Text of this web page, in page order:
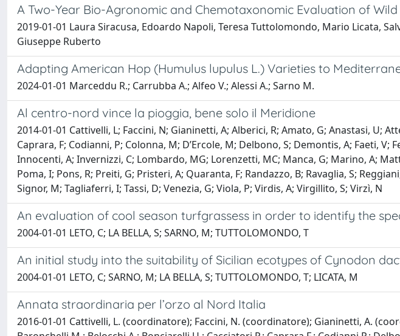
A Two-Year Bio-Agronomic and Chemotaxonomic Evaluation of
2019-01-01 Laura Siracusa, Edoardo Napoli, Teresa Tuttolomondo, Mario Licata,
Giuseppe Ruberto
Adapting American Hop (Humulus lupulus L.) Varieties to
2024-01-01 Marceddu R.; Carrubba A.; Alfeo V.; Alessi A.; Sarno M.
Al centro-nord vince la pioggia, bene solo il Meridione
2014-01-01 Cattivelli, L; Faccini, N; Gianinetti, A; Alberici, R; Amato, G; Anastasi, U;
Caprara, F; Codianni, P; Colonna, M; D’Ercole, M; Delbono, S; Demontis, A; Faeti,
Innocenti, A; Invernizzi, C; Lombardo, MG; Lorenzetti, MC; Manca, G; Marino, A;
Poma, I; Pons, R; Preiti, G; Pristeri, A; Quaranta, F; Randazzo, B; Ravaglia, S;
Signor, M; Tagliaferri, I; Tassi, D; Venezia, G; Viola, P; Virdis, A; Virgillito, S; Virzì, N
An evaluation of cool season turfgrassess in order to identify the
2004-01-01 LETO, C; LA BELLA, S; SARNO, M; TUTTOLOMONDO, T
An initial study into the suitability of Sicilian ecotypes of Cynodon
2004-01-01 LETO, C; SARNO, M; LA BELLA, S; TUTTOLOMONDO, T; LICATA, M
Annata straordinaria per l’orzo al Nord Italia
2016-01-01 Cattivelli, L. (coordinatore); Faccini, N. (coordinatore); Gianinetti, A.